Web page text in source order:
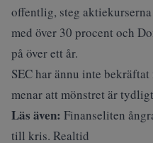
offentlig, steg
med över 30 procent och
på över ett år.
SEC har ännu inte
menar att mönstret är
Läs även: Finanseliten
till kris. Realtid